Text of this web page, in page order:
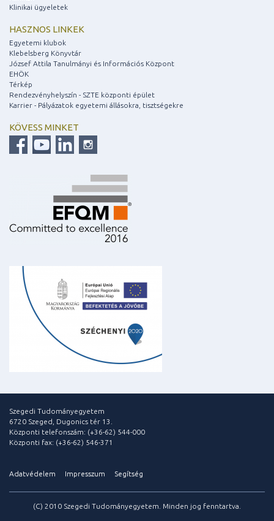
Klinikai ügyeletek
HASZNOS LINKEK
Egyetemi klubok
Klebelsberg Könyvtár
József Attila Tanulmányi és Információs Központ
EHÖK
Térkép
Rendezvényhelyszín - SZTE központi épület
Karrier - Pályázatok egyetemi állásokra, tisztségekre
KÖVESS MINKET
Szegedi Tudományegyetem
6720 Szeged, Dugonics tér 13.
Központi telefonszám: (+36-62) 544-000
Központi fax: (+36-62) 546-371
Adatvédelem Impresszum Segítség
(C) 2010 Szegedi Tudományegyetem. Minden jog fenntartva.